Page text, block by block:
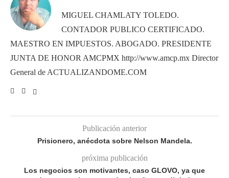
MIGUEL CHAMLATY TOLEDO.
CONTADOR PUBLICO CERTIFICADO.
MAESTRO EN IMPUESTOS. ABOGADO. PRESIDENTE
JUNTA DE HONOR AMCPMX http://www.amcp.mx Director
General de ACTUALIZANDOME.COM
Publicación anterior
Prisionero, anécdota sobre Nelson Mandela.
próxima publicación
Los negocios son motivantes, caso GLOVO, ya que